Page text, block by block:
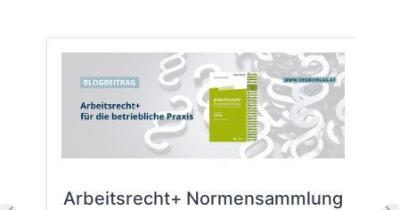
Arbeitsrecht+ Normensammlung